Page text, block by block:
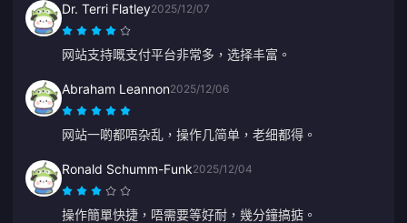
Dr. Terri Flatley2025/12/07
网站支持嘅支付平台非常多，选择丰富。
Abraham Leannon2025/12/06
网站一啲都唔杂乱，操作几简单，老细都得。
Ronald Schumm-Funk2025/12/04
操作簡單快捷，唔需要等好耐，幾分鐘搞掂。